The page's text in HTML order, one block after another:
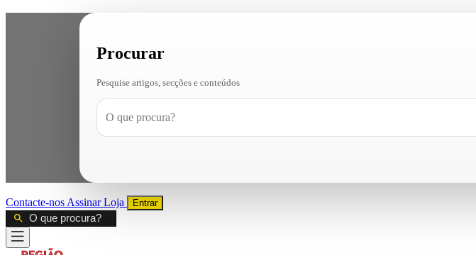
Procurar
Pesquise artigos, secções e conteúdos
Contacte-nos AssinarLoja Entrar